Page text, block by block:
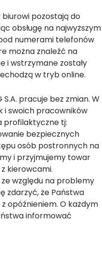
pozostają do
obsługę na najwyższym
numerami telefonów
można znaleźć na
i wstrzymane zostały
w tryb online.
pracuje bez zmian. W
i swoich pracowników
profilaktyczne tj:
bezpiecznych
osób postronnych na
i przyjmujemy towar
kierowcami.
względu na problemy
zdarzyć, że Państwa
opóźnieniem. O każdym
informować